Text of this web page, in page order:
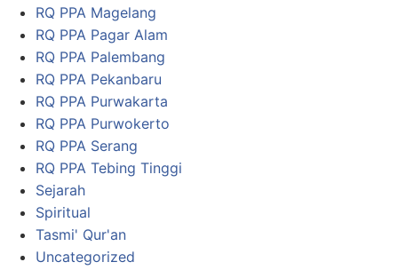
RQ PPA Magelang
RQ PPA Pagar Alam
RQ PPA Palembang
RQ PPA Pekanbaru
RQ PPA Purwakarta
RQ PPA Purwokerto
RQ PPA Serang
RQ PPA Tebing Tinggi
Sejarah
Spiritual
Tasmi' Qur'an
Uncategorized